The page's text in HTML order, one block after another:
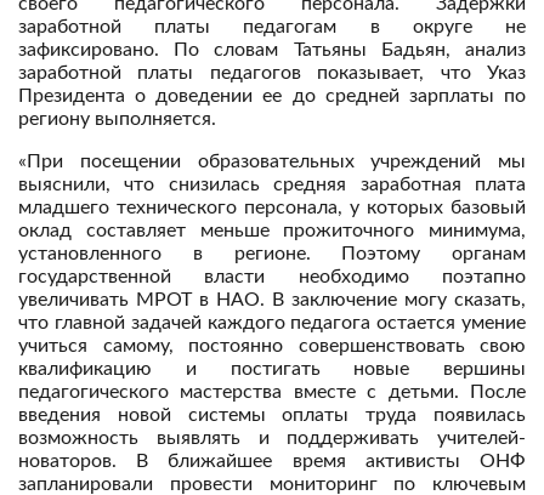
заработной платы педагогам в округе не
зафиксировано. По словам Татьяны Бадьян, анализ
заработной платы педагогов показывает, что Указ
Президента о доведении ее до средней зарплаты по
региону выполняется.
«При посещении образовательных учреждений мы
выяснили, что снизилась средняя заработная плата
младшего технического персонала, у которых базовый
оклад составляет меньше прожиточного минимума,
установленного в регионе. Поэтому органам
государственной власти необходимо поэтапно
увеличивать МРОТ в НАО. В заключение могу сказать,
что главной задачей каждого педагога остается умение
учиться самому, постоянно совершенствовать свою
квалификацию и постигать новые вершины
педагогического мастерства вместе с детьми. После
введения новой системы оплаты труда появилась
возможность выявлять и поддерживать учителей-
новаторов. В ближайшее время активисты ОНФ
запланировали провести мониторинг по ключевым